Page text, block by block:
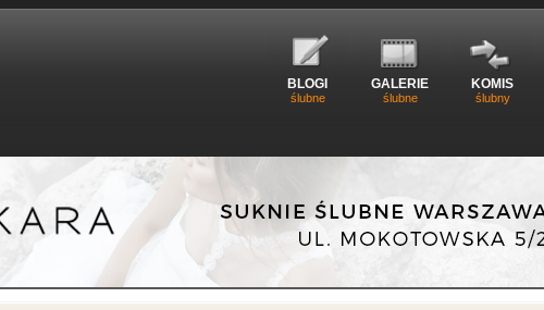
BLOGI
ślubne
GALERIE
ślubne
KOMIS
ślubny